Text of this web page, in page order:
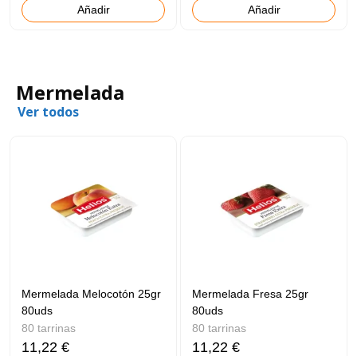
Añadir Añadir
Mermelada
Ver todos
Mermelada Melocotón 25gr
80uds
80 tarrinas
11,22 €
Mermelada Fresa 25gr
80uds
80 tarrinas
11,22 €